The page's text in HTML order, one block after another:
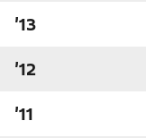
'13
'12
'11